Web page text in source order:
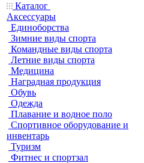
Каталог
Аксессуары
Единоборства
Зимние виды спорта
Командные виды спорта
Летние виды спорта
Медицина
Наградная продукция
Обувь
Одежда
Плавание и водное поло
Спортивное оборудование и
инвентарь
Туризм
Фитнес и спортзал